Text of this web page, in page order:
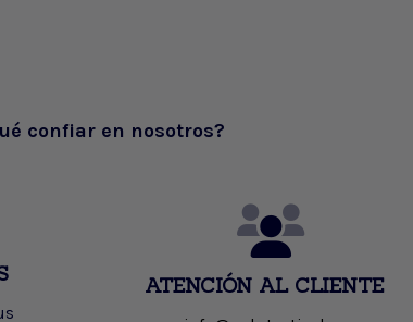
confiar en nosotros?
ATENCIÓN AL CLIENTE